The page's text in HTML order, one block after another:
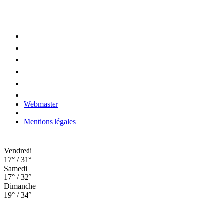
Webmaster
–
Mentions légales
Vendredi
17° / 31°
Samedi
17° / 32°
Dimanche
19° / 34°